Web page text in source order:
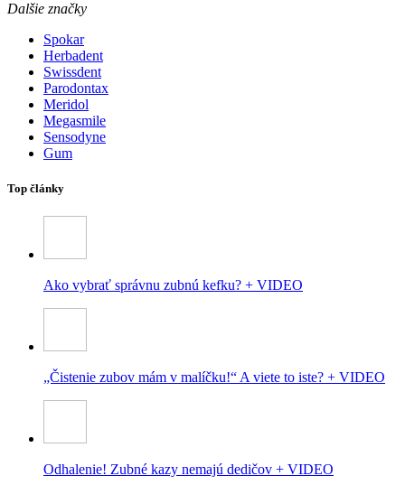
Dalšie značky
Spokar
Herbadent
Swissdent
Parodontax
Meridol
Megasmile
Sensodyne
Gum
Top články
Ako vybrať správnu zubnú kefku? + VIDEO
„Čistenie zubov mám v malíčku!“ A viete to iste? + VIDEO
Odhalenie! Zubné kazy nemajú dedičov + VIDEO